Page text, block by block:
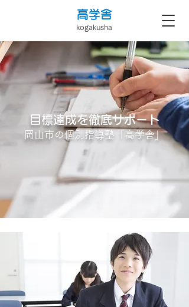
高学舎
kogakusha
目標達成を徹底サポート
岡山市の個別指導塾「高学舎」